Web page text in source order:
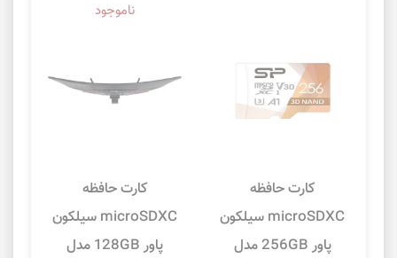
ناموجود
کارت حافظه
microSDXC سیلکون
پاور 256GB مدل
کارت حافظه
microSDXC سیلکون
پاور 128GB مدل